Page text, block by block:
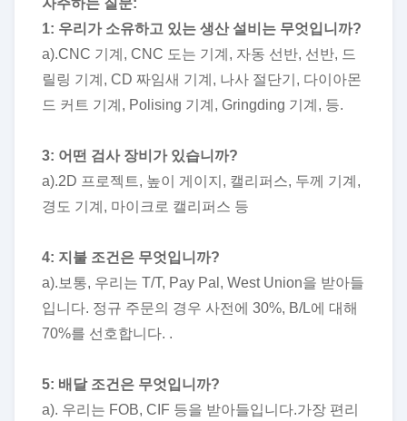
자주하는 질문:
1: 우리가 소유하고 있는 생산 설비는 무엇입니까?
a).CNC 기계, CNC 도는 기계, 자동 선반, 선반, 드
릴링 기계, CD 짜임새 기계, 나사 절단기, 다이아몬
드 커트 기계, Polising 기계, Gringding 기계, 등.
3: 어떤 검사 장비가 있습니까?
a).2D 프로젝트, 높이 게이지, 캘리퍼스, 두께 기계,
경도 기계, 마이크로 캘리퍼스 등
4: 지불 조건은 무엇입니까?
a).보통, 우리는 T/T, Pay Pal, West Union을 받아들
입니다. 정규 주문의 경우 사전에 30%, B/L에 대해
70%를 선호합니다. .
5: 배달 조건은 무엇입니까?
a). 우리는 FOB, CIF 등을 받아들입니다.가장 편리